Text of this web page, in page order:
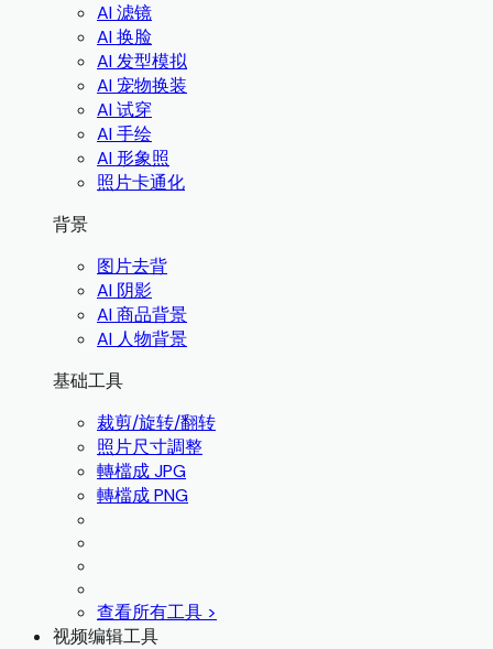
AI 滤镜
AI 换脸
AI 发型模拟
AI 宠物换装
AI 试穿
AI 手绘
AI 形象照
照片卡通化
背景
图片去背
AI 阴影
AI 商品背景
AI 人物背景
基础工具
裁剪/旋转/翻转
照片尺寸調整
轉檔成 JPG
轉檔成 PNG
查看所有工具 >
视频编辑工具